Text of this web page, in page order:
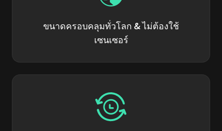
ขนาดครอบคลุมทั่วโลก & ไม่ต้องใช้
เซนเซอร์